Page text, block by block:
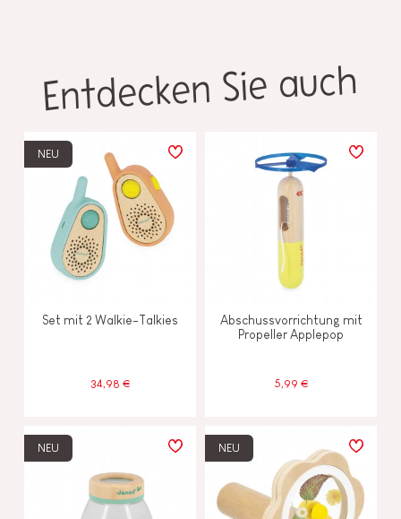
Entdecken Sie auch
NEU
Set mit 2 Walkie-Talkies
34,98 €
Abschussvorrichtung mit
Propeller Applepop
5,99 €
NEU NEU